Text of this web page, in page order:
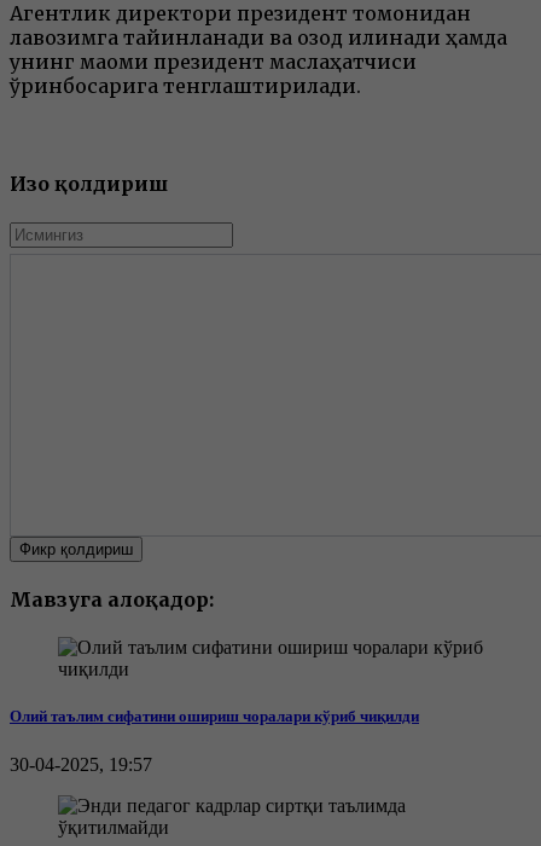
Агентлик директори президент томонидан
лавозимга тайинланади ва озод қилинади ҳамда
унинг мақоми президент маслаҳатчиси
ўринбосарига тенглаштирилади.
Изоҳ қолдириш
Фикр қолдириш
Мавзуга алоқадор:
Олий таълим сифатини ошириш чоралари кўриб чиқилди
30-04-2025, 19:57